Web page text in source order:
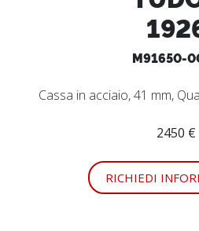
M91650-
Cassa in acciaio, 41 mm,
2450 €
RICHIEDI